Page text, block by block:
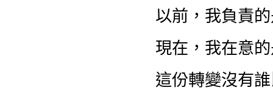
以前，我負責
現在，我在意
這份轉變沒有